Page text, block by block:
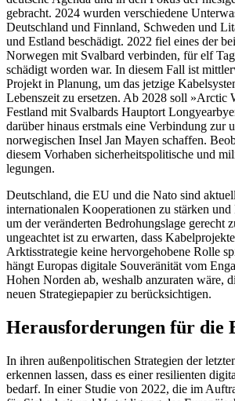
gebracht. 2024 wur­den verschiedene
Deutschland und Finnland, Schweden und
und Est­land beschädigt. 2022 fiel eines der
Norwegen mit Svalbard ver­bin­den, für elf
schä­digt worden war. In diesem Fall ist
Projekt in Planung, um das jetzige
Lebenszeit zu ersetzen. Ab 2028 soll »Arctic
Festland mit Sval­bards Hauptort
darüber hinaus erst­mals eine Verbindung zur
norwegischen Insel Jan Mayen schaffen.
diesem Vorhaben sicherheitspolitische und
legungen.
Deutschland, die EU und die Nato sind
internationalen Koo­perationen zu stärken und
um der veränderten Bedrohungslage gerecht
ungeachtet ist zu erwarten, dass
Arktisstrategie keine hervor­gehobene Rolle
hängt Europas digitale Souveränität vom
Hohen Norden ab, weshalb anzuraten wäre,
neuen Strategiepapier zu berücksichtigen.
Herausforderungen für die
In ihren außenpolitischen Strategien der
erkennen lassen, dass es einer resilienten
bedarf. In einer Studie von 2022, die im